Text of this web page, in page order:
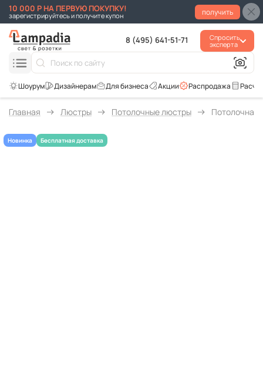
10 000 Р НА ПЕРВУЮ ПОКУПКУ!
зарегистрируйтесь и получите купон получить
8 (495) 641-51-71
Спросить
эксперта
Распродажа
Акции
Для бизнеса
Главная Люстры Потолочные люстры Потолочная